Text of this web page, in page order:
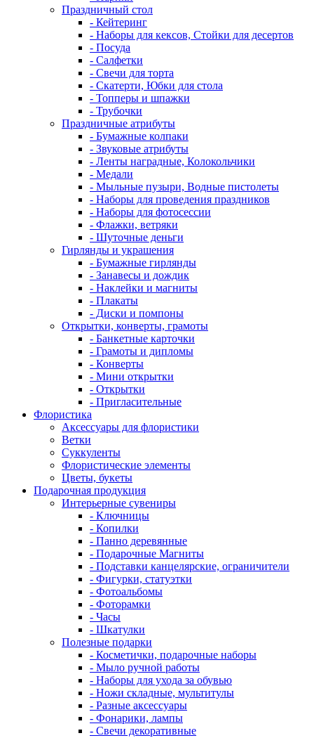
Праздничный стол
- Кейтеринг
- Наборы для кексов, Стойки для десертов
- Посуда
- Салфетки
- Свечи для торта
- Скатерти, Юбки для стола
- Топперы и шпажки
- Трубочки
Праздничные атрибуты
- Бумажные колпаки
- Звуковые атрибуты
- Ленты наградные, Колокольчики
- Медали
- Мыльные пузыри, Водные пистолеты
- Наборы для проведения праздников
- Наборы для фотосессии
- Флажки, ветряки
- Шуточные деньги
Гирлянды и украшения
- Бумажные гирлянды
- Занавесы и дождик
- Наклейки и магниты
- Плакаты
- Диски и помпоны
Открытки, конверты, грамоты
- Банкетные карточки
- Грамоты и дипломы
- Конверты
- Мини открытки
- Открытки
- Пригласительные
Флористика
Аксессуары для флористики
Ветки
Суккуленты
Флористические элементы
Цветы, букеты
Подарочная продукция
Интерьерные сувениры
- Ключницы
- Копилки
- Панно деревянные
- Подарочные Магниты
- Подставки канцелярские, ограничители
- Фигурки, статуэтки
- Фотоальбомы
- Фоторамки
- Часы
- Шкатулки
Полезные подарки
- Косметички, подарочные наборы
- Мыло ручной работы
- Наборы для ухода за обувью
- Ножи складные, мультитулы
- Разные аксессуары
- Фонарики, лампы
- Свечи декоративные